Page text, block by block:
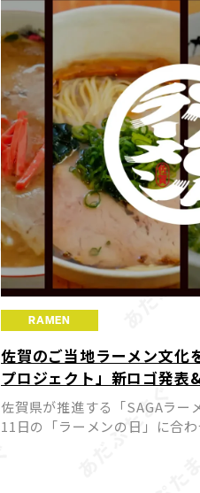
RAMEN
佐賀のご当地ラーメン文化
プロジェクト」新ロゴ発表
ンが7月11日スタート
佐賀県が推進する「SAGAラー
11日の「ラーメンの日」に合